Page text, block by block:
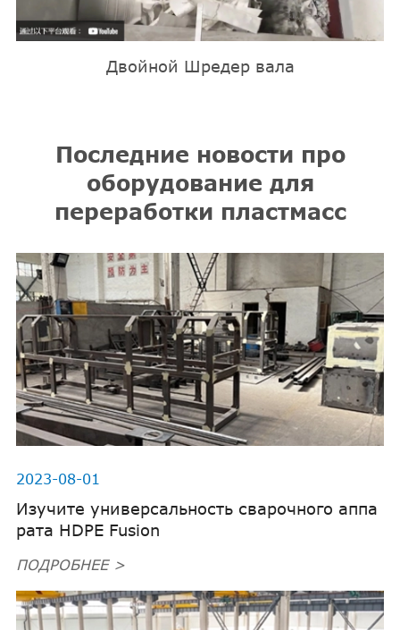
Двойной Шредер вала
Последние новости про
оборудование для
переработки пластмасс
2023-08-01
Изучите универсальность сварочного аппа
рата HDPE Fusion
ПОДРОБНЕЕ >